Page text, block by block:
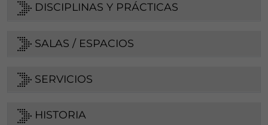
DISCIPLINAS Y PRÁCTICAS
SALAS / ESPACIOS
SERVICIOS
HISTORIA